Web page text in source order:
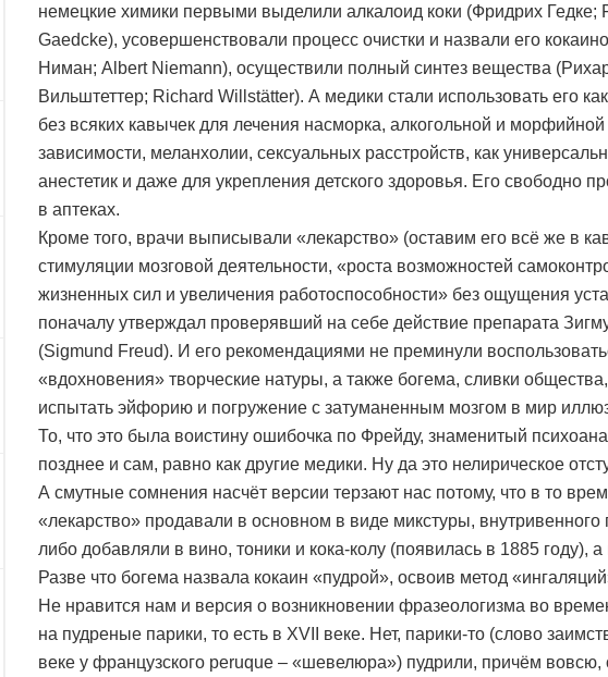
немецкие химики первыми выделили алкалоид коки (Фридрих Гедке;
Gaedcke), усовершенствовали процесс очистки и назвали его
Ниман; Albert Niemann), осуществили полный синтез вещества
Вильштеттер; Richard Willstätter). А медики стали использовать его
без всяких кавычек для лечения насморка, алкогольной и морфийной
зависимости, меланхолии, сексуальных расстройств, как
анестетик и даже для укрепления детского здоровья. Его свободно
в аптеках.
Кроме того, врачи выписывали «лекарство» (оставим его всё же в
стимуляции мозговой деятельности, «роста возможностей
жизненных сил и увеличения работоспособности» без ощущения
поначалу утверждал проверявший на себе действие препарата
(Sigmund Freud). И его рекомендациями не преминули
«вдохновения» творческие натуры, а также богема, сливки
испытать эйфорию и погружение с затуманенным мозгом в мир
То, что это была воистину ошибочка по Фрейду, знаменитый
позднее и сам, равно как другие медики. Ну да это нелирическое
А смутные сомнения насчёт версии терзают нас потому, что в то
«лекарство» продавали в основном в виде микстуры, внутривенного
либо добавляли в вино, тоники и кока-колу (появилась в 1885 году),
Разве что богема назвала кокаин «пудрой», освоив метод
Не нравится нам и версия о возникновении фразеологизма во
на пудреные парики, то есть в XVII веке. Нет, парики-то (слово
веке у французского peruque – «шевелюра») пудрили, причём вовсю,